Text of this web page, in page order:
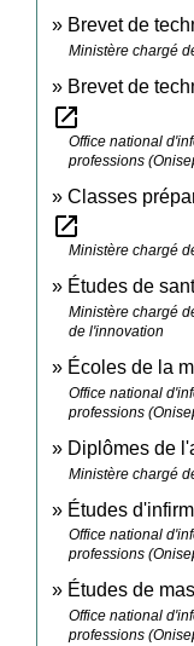
Brevet de
Ministère chargé
Brevet de
open_in_new
Office national
professions
Classes
open_in_new
Ministère chargé
Études de
Ministère chargé
de l'innovation
Écoles de la
Office national
professions
Diplômes de
Ministère chargé
Études
Office national
professions
Études de
Office national
professions